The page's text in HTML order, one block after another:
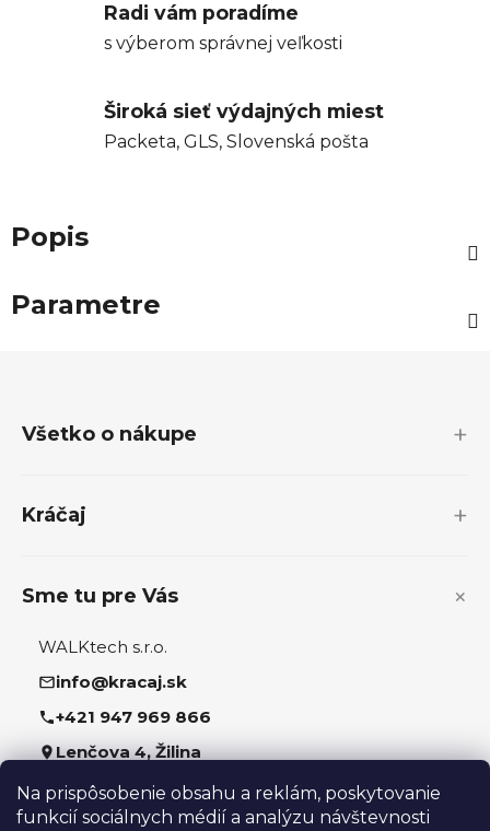
Na prispôsobenie obsahu a reklám, poskytovanie
funkcií sociálnych médií a analýzu návštevnosti
Radi vám poradíme
s výberom správnej veľkosti
Široká sieť výdajných miest
Packeta, GLS, Slovenská pošta
Popis
Parametre
Všetko o nákupe
Kráčaj
Sme tu pre Vás
WALKtech s.r.o.
info@kracaj.sk
+421 947 969 866
Lenčova 4, Žilina
Sledujte nás